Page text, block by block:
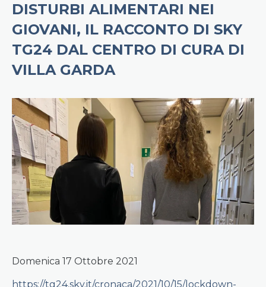
DISTURBI ALIMENTARI NEI
GIOVANI, IL RACCONTO DI SKY
TG24 DAL CENTRO DI CURA DI
VILLA GARDA
Domenica 17 Ottobre 2021
https://tg24.sky.it/cronaca/2021/10/15/lockdown-